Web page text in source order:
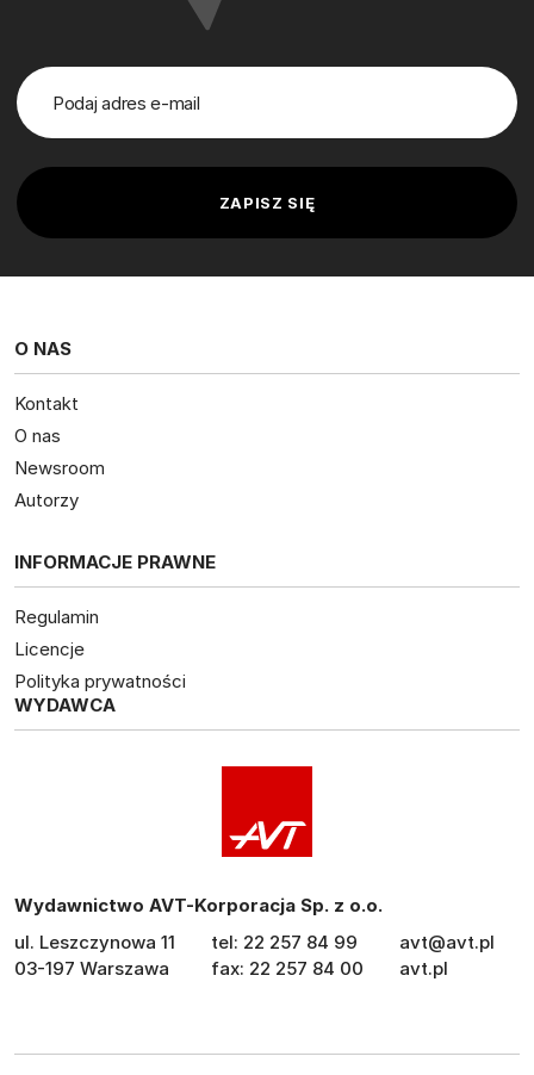
O NAS
Kontakt
O nas
Newsroom
Autorzy
INFORMACJE PRAWNE
Regulamin
Licencje
Polityka prywatności
WYDAWCA
Wydawnictwo AVT-Korporacja Sp. z o.o.
ul. Leszczynowa 11
03-197 Warszawa
tel: 22 257 84 99
fax: 22 257 84 00
avt@avt.pl
avt.pl